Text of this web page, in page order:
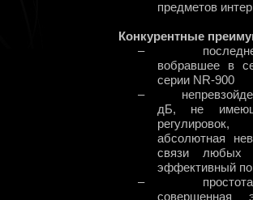
предметов
Конкурентные
–
вобравшее в
серии NR-900
–
дБ, не
абсолютная
связи любых
эффективный
–
совершенная